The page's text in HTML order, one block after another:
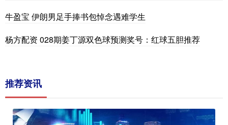
牛盈宝 伊朗男足手捧书包悼念遇难学生
杨方配资 028期姜丁源双色球预测奖号：红球五胆推荐
推荐资讯